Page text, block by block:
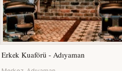
Erkek Kuaförü - Adıyaman